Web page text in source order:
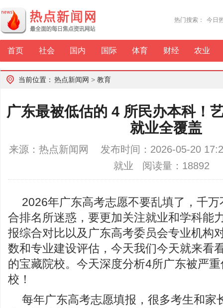
热门搜索： 今日
首页 社会 国内 国际 体育 财经 农业
当前位置： 热点新闻网 > 教育
广东最被低估的 4 所民办本科！
就业全覆盖
来源：热点新闻网 发布时间：2026-05-20
就业 阅读量：18892
2026年广东高考志愿不要乱填了，千
合排名所迷惑，要更加关注就业和学科能
报综合对比以及广东高考委员会专业机构
数和专业建设评估，今天我们今天就来看
的宝藏院校。今天深度分析4所广东被严
校！
每年广东高考志愿填报，很多考生和家